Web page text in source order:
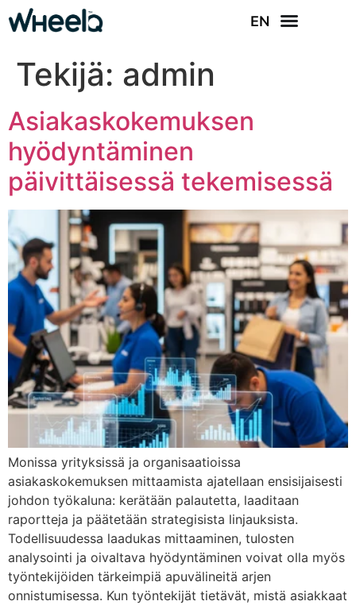
EN
Tekijä: admin
Asiakaskokemuksen
hyödyntäminen
päivittäisessä tekemisessä
Monissa yrityksissä ja organisaatioissa
asiakaskokemuksen mittaamista ajatellaan ensisijaisesti
johdon työkaluna: kerätään palautetta, laaditaan
raportteja ja päätetään strategisista linjauksista.
Todellisuudessa laadukas mittaaminen, tulosten
analysointi ja oivaltava hyödyntäminen voivat olla myös
työntekijöiden tärkeimpiä apuvälineitä arjen
onnistumisessa. Kun työntekijät tietävät, mistä asiakkaat